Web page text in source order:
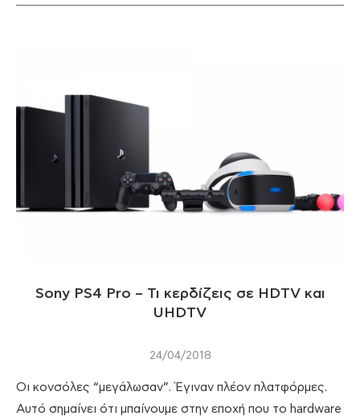
Sony PS4 Pro – Τι κερδίζεις σε HDTV και
UHDTV
24/04/2018
Οι κονσόλες “μεγάλωσαν”. Έγιναν πλέον πλατφόρμες.
Αυτό σημαίνει ότι μπαίνουμε στην εποχή που το hardware